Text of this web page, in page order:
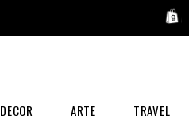
DECOR ARTE TRAVEL